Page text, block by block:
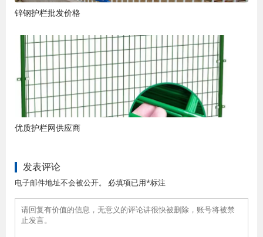
锌钢护栏批发价格
优质护栏网供应商
发表评论
电子邮件地址不会被公开。 必填项已用*标注